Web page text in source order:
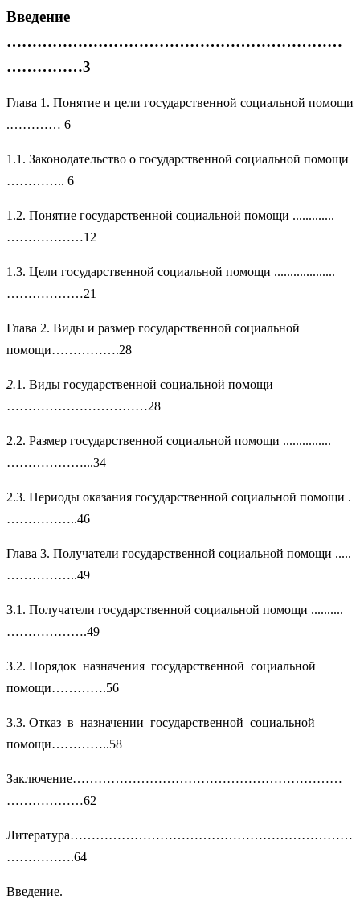
Введение
…………………………………………………………
……………3
Глава 1. Понятие и цели государственной социальной помощи
.………… 6
1.1. Законодательство о государственной социальной помощи
………….. 6
1.2. Понятие государственной социальной помощи .............
………………12
1.3. Цели государственной социальной помощи ...................
………………21
Глава 2. Виды и размер государственной социальной
помощи…………….28
2.1. Виды государственной социальной помощи
……………………………28
2.2. Размер государственной социальной помощи ...............
………………...34
2.3. Периоды оказания государственной социальной помощи .
……………..46
Глава 3. Получатели государственной социальной помощи .....
……………..49
3.1. Получатели государственной социальной помощи ..........
……………….49
3.2. Порядок назначения государственной социальной
помощи………….56
3.3. Отказ в назначении государственной социальной
помощи…………..58
Заключение………………………………………………………
………………62
Литература…………………………………………………………
…………….64
Введение.